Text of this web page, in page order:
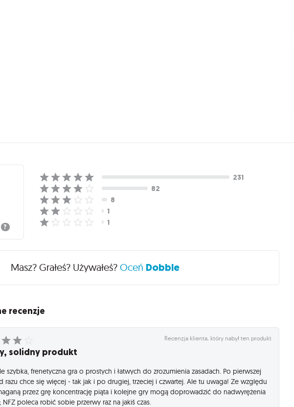
Masz? Grałeś? Używałeś? Oceń Dobble
recenzje
Recenzja klienta, który nabył ten produkt
solidny produkt
szybka, frenetyczna gra o prostych i łatwych do zrozumienia zasadach. Po pierwszej
razu chce się więcej - tak jak i po drugiej, trzeciej i czwartej. Ale tu uwaga! Ze względu
przez grę koncentrację piąta i kolejne gry mogą doprowadzić do nadwyrężenia
NFZ poleca robić sobie przerwy raz na jakiś czas.